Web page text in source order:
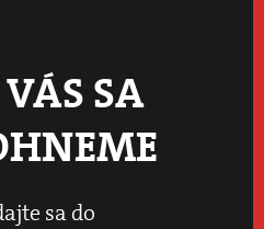
SA
sa do